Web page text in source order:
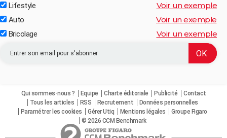
Lifestyle Voir un exemple
Auto Voir un exemple
Bricolage Voir un exemple
Qui sommes-nous ? Equipe Charte éditoriale Publicité
Contact
Tous les articles
RSS Recrutement
Données personnelles
Paramétrer les cookies
Gérer Utiq Mentions légales
Groupe Figaro
© 2026 CCM Benchmark